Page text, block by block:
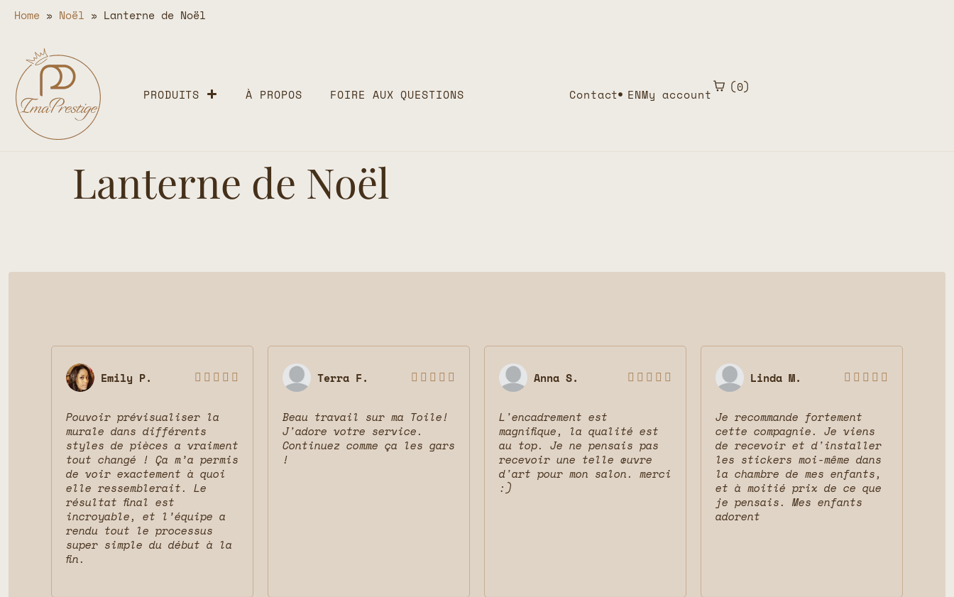
Home » Noël » Lanterne de Noël
PRODUITS À PROPOS FOIRE AUX QUESTIONS Contact ENMy account 0
Lanterne de Noël
Emily P.     
Pouvoir prévisualiser la
murale dans différents
styles de pièces a vraiment
tout changé ! Ça m’a permis
de voir exactement à quoi
elle ressemblerait. Le
résultat final est
incroyable, et l’équipe a
rendu tout le processus
super simple du début à la
fin.
Terra F.     
Beau travail sur ma Toile!
J'adore votre service.
Continuez comme ça les gars
!
Anna S.     
L'encadrement est
magnifique, la qualité est
au top. Je ne pensais pas
recevoir une telle œuvre
d'art pour mon salon. merci
:)
Linda M.     
Je recommande fortement
cette compagnie. Je viens
de recevoir et d'installer
les stickers moi-même dans
la chambre de mes enfants,
et à moitié prix de ce que
je pensais. Mes enfants
adorent